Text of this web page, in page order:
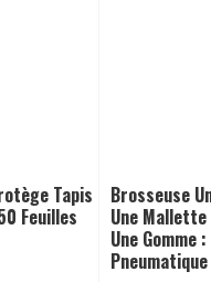
D (1/4 Mâle)
Tapis De Sol :
Feuilles
Brosseuse
Une Mallette
Une Gomme
Pneumatique